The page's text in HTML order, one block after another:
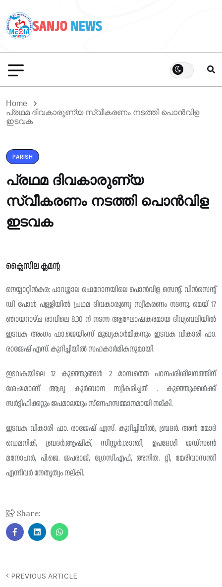
Home
പ്രഥമ ദിവകാരുണ്യ സ്വീകരണം നടത്തി പൊൻവിള
ഇടവക
PARISH
പ്രഥമ ദിവകാരുണ്യ
സ്വീകരണം നടത്തി പൊൻവിള
ഇടവക
ക്ലൈസില ക്ലമന്റ
നെയ്യാറ്റിൻകര: പാറശ്ശാല ഫെറോനയിലെ പൊൻവിള സെന്റ്. വിൻസെന്റ്‌
ഡി പോൾ പള്ളിയിൽ പ്രഥമ ദിവകാരുണ്യ സ്വീകരണം നടന്നു. മെയ് 17
ഞായറാഴ്ച രാവിലെ 8.30 ന് നടന്ന ആഘോഷകരമായ ദിവ്യബലിയിൽ
ഇടവക അംഗം ഫാ.ജെയിംസ് മുഖ്യകാർമികനും ഇടവക വികാരി ഫാ.
രാജേഷ് എസ്. കുറിച്ചിയിൽ സഹകാർമികനുമായി.
ഇടവകയിലെ 12 കുഞ്ഞുങ്ങൾ 2 മാസത്തെ പഠനപരിശീലനത്തിന്
ശേഷമാണ് ആദ്യ കുർബാന സ്വീകരിച്ചത് . കുഞ്ഞുക്കൾക്ക്
സർട്ടിഫിക്കറ്റും ജപമാലയും സ്നേഹസമ്മാനമായി നല്കി.
ഇടവക വികാരി ഫാ. രാജേഷ് എസ്. കുറിച്ചിയിൽ, ബ്രദർ. അൻ മോദ്
ഡെമനിക്, ബ്രദർ.ആഷിക്, സിസ്റ്റർ.ശാന്തി, ഉപദേശി ജഡ്സൺ
മനോഹർ, പി.ജെ. ജപരാജ്, ഗ്രേസി.എഫ്, അനിത. റ്റി, മേരിവാസന്തി
എന്നിവർ നേതൃത്വം നല്കി.
Share:
PREVIOUS ARTICLE